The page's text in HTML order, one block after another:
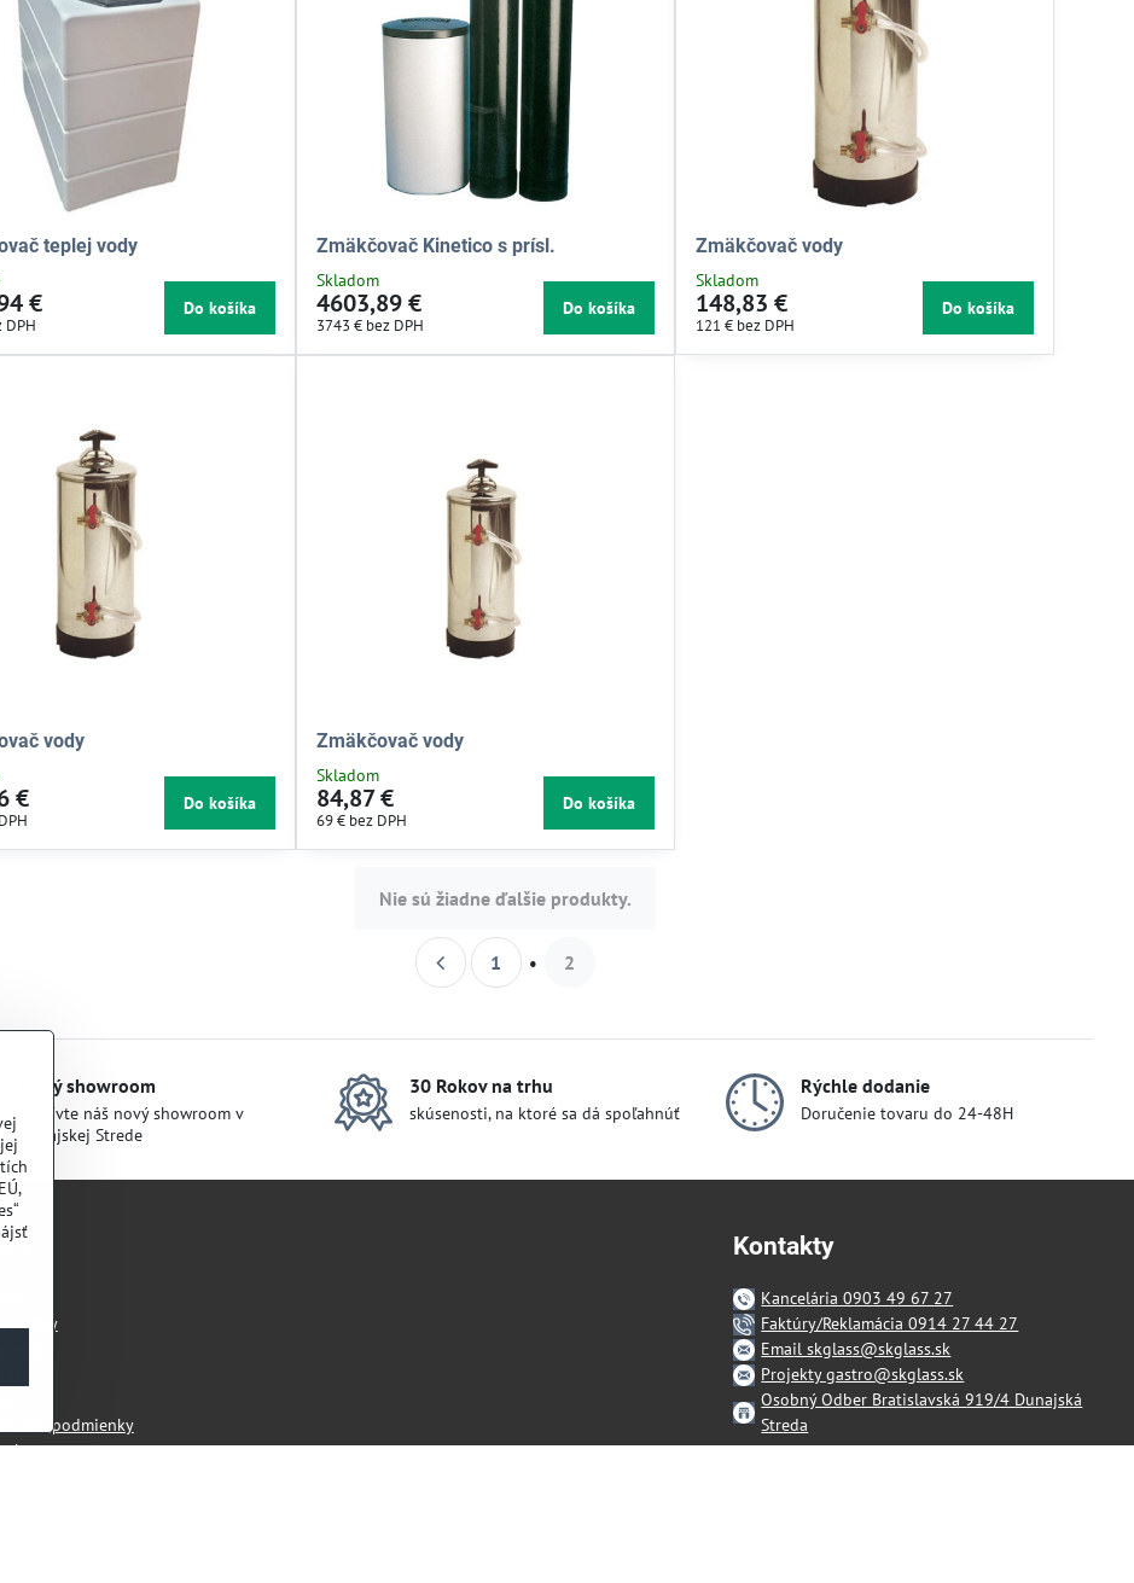
teplej vody
€
DPH
Do košíka
Zmäkčovač Kinetico s prísl.
Skladom
4603,89 €
3743 € bez DPH
Do košíka
Zmäkčovač vody
Skladom
148,83 €
121 € bez DPH
Do košíka
vody
€ Do košíka
Zmäkčovač vody
Skladom
84,87 €
69 € bez DPH
Do košíka
Nie sú žiadne ďalšie produkty.
1 2
Nový showroom
Naštívte náš nový showroom v
Dunajskej Strede
30 Rokov na trhu
skúsenosti, na ktoré sa dá spoľahnúť
Rýchle dodanie
Doručenie tovaru do 24-48H
služby
podmienky
Kontakty
Kancelária 0903 49 67 27
Faktúry/Reklamácia 0914 27 44 27
Email skglass@skglass.sk
Projekty gastro@skglass.sk
Osobný Odber Bratislavská 919/4 Dunajská
Streda